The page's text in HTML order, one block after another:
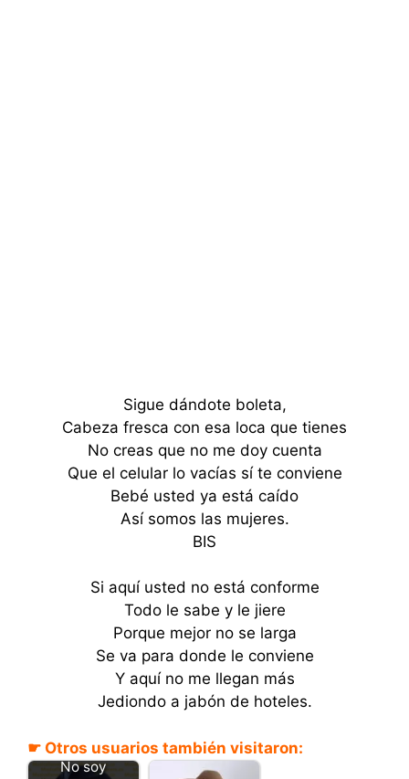
Sigue dándote boleta,
Cabeza fresca con esa loca que tienes
No creas que no me doy cuenta
Que el celular lo vacías sí te conviene
Bebé usted ya está caído
Así somos las mujeres.
BIS
Si aquí usted no está conforme
Todo le sabe y le jiere
Porque mejor no se larga
Se va para donde le conviene
Y aquí no me llegan más
Jediondo a jabón de hoteles.
☛ Otros usuarios también visitaron:
No soy